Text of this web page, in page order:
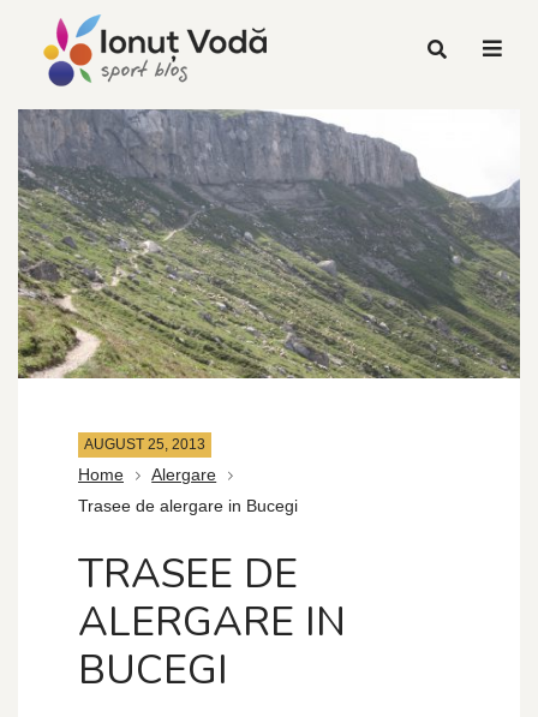
AUGUST 25, 2013
Home
Alergare
Trasee de alergare in Bucegi
TRASEE DE
ALERGARE IN
BUCEGI